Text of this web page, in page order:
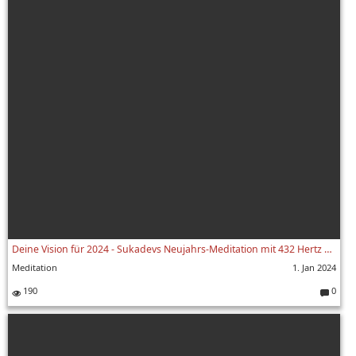
Deine Vision für 2024 - Sukadevs Neujahrs-Meditation mit 432 Hertz Frequenz
Meditation
1. Jan 2024
190
0